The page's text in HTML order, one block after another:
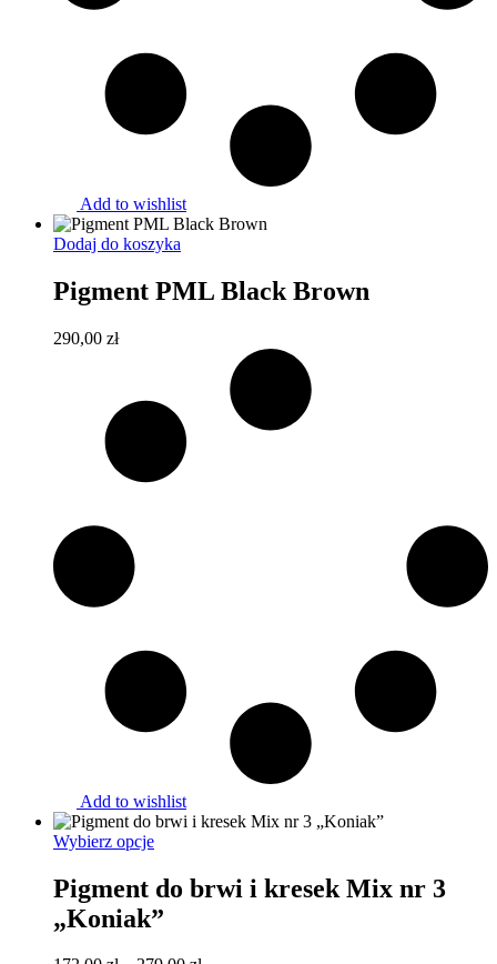
Add to wishlist
Dodaj do koszyka
Pigment PML Black Brown
290,00 zł
Add to wishlist
Wybierz opcjeTen
ma
wiele
wariantów.
można
Pigment do brwi i kresek Mix nr 3
„Koniak”